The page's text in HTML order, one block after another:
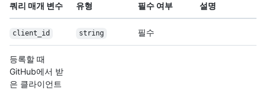
쿼리 매개 변수 유형 필수 여부 설명
client_id string 필수
등록할 때
GitHub에서 받
은 클라이언트